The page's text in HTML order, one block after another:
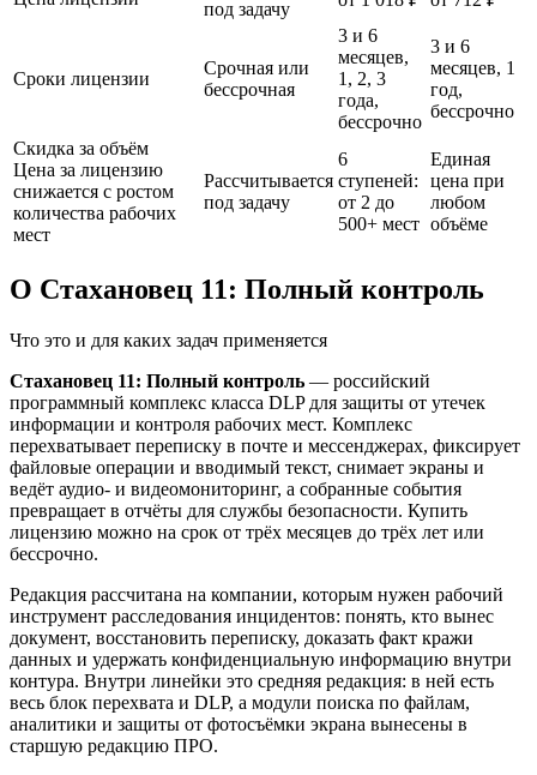
под задачу
Сроки лицензии
Срочная или
бессрочная
3 и 6
месяцев,
1, 2, 3
года,
бессрочно
3 и 6
месяцев, 1
год,
бессрочно
Скидка за объём
Цена за лицензию
снижается с ростом
количества рабочих
мест
Рассчитывается
под задачу
6
ступеней:
от 2 до
500+ мест
Единая
цена при
любом
объёме
О Стахановец 11: Полный контроль
Что это и для каких задач применяется
Стахановец 11: Полный контроль — российский
программный комплекс класса DLP для защиты от утечек
информации и контроля рабочих мест. Комплекс
перехватывает переписку в почте и мессенджерах, фиксирует
файловые операции и вводимый текст, снимает экраны и
ведёт аудио- и видеомониторинг, а собранные события
превращает в отчёты для службы безопасности. Купить
лицензию можно на срок от трёх месяцев до трёх лет или
бессрочно.
Редакция рассчитана на компании, которым нужен рабочий
инструмент расследования инцидентов: понять, кто вынес
документ, восстановить переписку, доказать факт кражи
данных и удержать конфиденциальную информацию внутри
контура. Внутри линейки это средняя редакция: в ней есть
весь блок перехвата и DLP, а модули поиска по файлам,
аналитики и защиты от фотосъёмки экрана вынесены в
старшую редакцию ПРО.